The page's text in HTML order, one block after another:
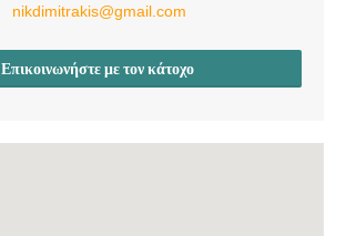
nikdimitrakis@gmail.com
Επικοινωνήστε με τον κάτοχο